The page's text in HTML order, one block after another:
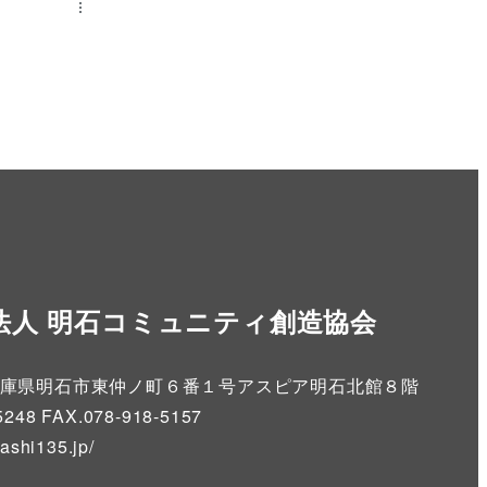
人 明石コミュニティ創造協会
県明石市東仲ノ町６番１号アスピア明石北館８階
FAX.078-918-5157
/